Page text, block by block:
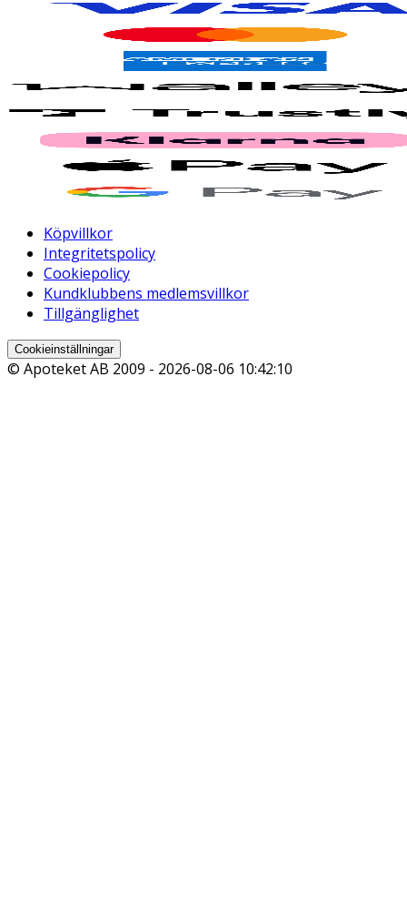
Köpvillkor
Integritetspolicy
Cookiepolicy
Kundklubbens medlemsvillkor
Tillgänglighet
Cookieinställningar
© Apoteket AB 2009 - 2026-08-06 10:42:10